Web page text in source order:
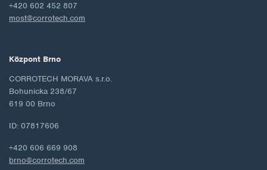
+420 602 452 807
most@corrotech.com
Központ Brno
CORROTECH MORAVA s.r.o.
Bohunicka 238/67
619 00 Brno
ID: 07817606
+420 606 669 908
brno@corrotech.com